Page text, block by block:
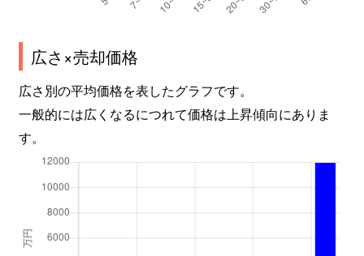
広さ×売却価格
広さ別の平均価格を表したグラフです。
一般的には広くなるにつれて価格は上昇傾向にありま
す。